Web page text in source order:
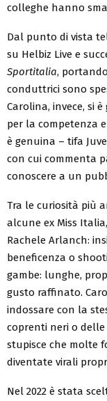
colleghe hanno
Dal punto di vista
su Helbiz Live e
Sportitalia,
conduttrici sono
Carolina, invece, si
per la competenza
è genuina – tifa
con cui commenta
conoscere a un
Tra le curiosità più
alcune ex Miss
Rachele Arlanch:
beneficenza o
gambe: lunghe,
gusto raffinato.
indossare con la
coprenti neri o
stupisce che molte
diventate virali
Nel 2022 è stata